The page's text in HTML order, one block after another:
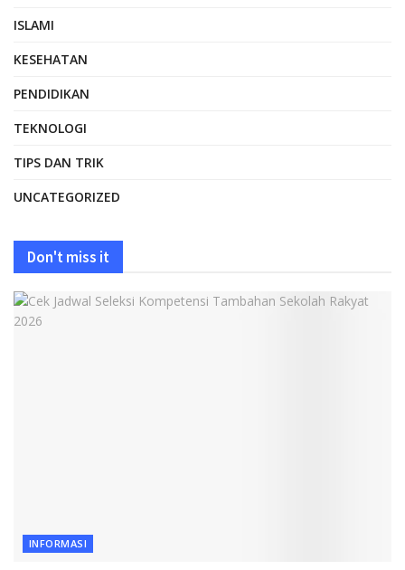
ISLAMI
KESEHATAN
PENDIDIKAN
TEKNOLOGI
TIPS DAN TRIK
UNCATEGORIZED
Don't miss it
INFORMASI